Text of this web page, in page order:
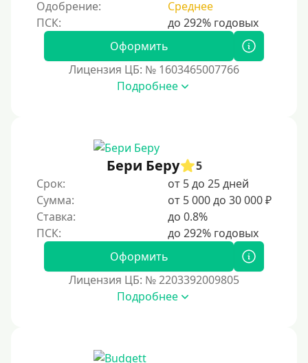
Моментальные онлайн
В день обращения
С 19 лет
С 20 лет
С 21 года
С 22 лет
С 23 лет
Несовершеннолетним
Одобрение:
Среднее
Оформить
Лицензия ЦБ: № 1603465007766
Подробнее
Бери Беру
5
Срок:
от 5 до 25 дней
Сумма:
от 5 000 до 30 000 ₽
Ставка:
до 0.8%
Оформить
Лицензия ЦБ: № 2203392009805
Подробнее